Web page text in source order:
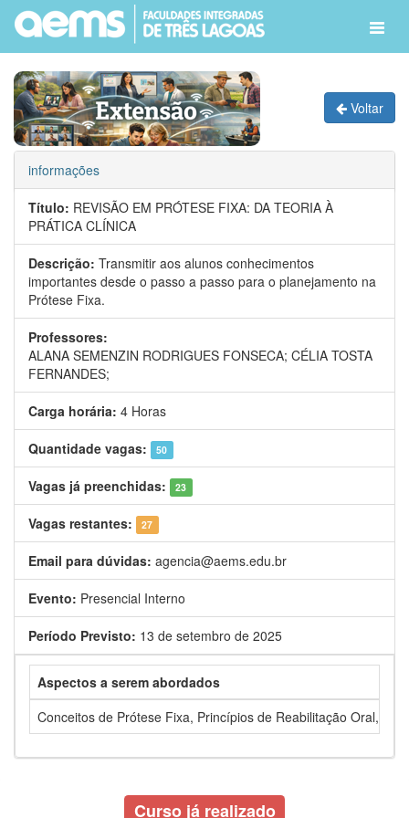
Voltar
informações
Título: REVISÃO EM PRÓTESE FIXA: DA TEORIA À
PRÁTICA CLÍNICA
Descrição: Transmitir aos alunos conhecimentos
importantes desde o passo a passo para o planejamento na
Prótese Fixa.
Professores:
ALANA SEMENZIN RODRIGUES FONSECA; CÉLIA TOSTA
FERNANDES;
Carga horária: 4 Horas
Quantidade vagas: 50
Vagas já preenchidas: 23
Vagas restantes: 27
Email para dúvidas: agencia@aems.edu.br
Evento: Presencial Interno
Período Previsto: 13 de setembro de 2025
Aspectos a serem abordados
Conceitos de Prótese Fixa, Princípios de Reabilitação Oral,
Curso já realizado